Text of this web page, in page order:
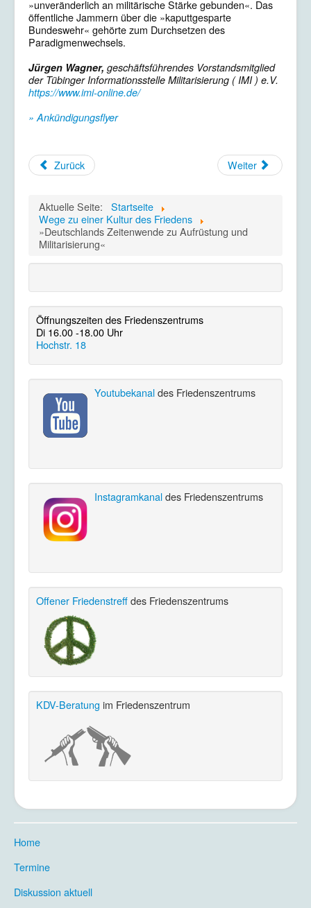
»unveränderlich an militärische Stärke gebunden«. Das
öffentliche Jammern über die »kaputtgesparte
Bundeswehr« gehörte zum Durchsetzen des
Paradigmenwechsels.
Jürgen Wagner, geschäftsführendes Vorstandsmitglied
der Tübinger Informationsstelle Militarisierung ( IMI ) e.V.
https://www.imi-online.de/
» Ankündigungsflyer
Zurück Weiter
Aktuelle Seite:
Startseite
Wege zu einer Kultur des Friedens
»Deutschlands Zeitenwende zu Aufrüstung und
Militarisierung«
Öffnungszeiten des Friedenszentrums
Di 16.00 -18.00 Uhr
Hochstr. 18
Youtubekanaldes Friedenszentrums
Instagramkanaldes Friedenszentrums
Offener Friedenstreffdes Friedenszentrums
KDV-Beratung im Friedenszentrum
Home
Termine
Diskussion aktuell